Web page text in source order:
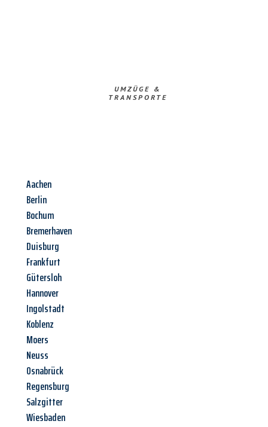
UMZÜGE &
TRANSPORTE
Aachen
Berlin
Bochum
Bremerhaven
Duisburg
Frankfurt
Gütersloh
Hannover
Ingolstadt
Koblenz
Moers
Neuss
Osnabrück
Regensburg
Salzgitter
Wiesbaden